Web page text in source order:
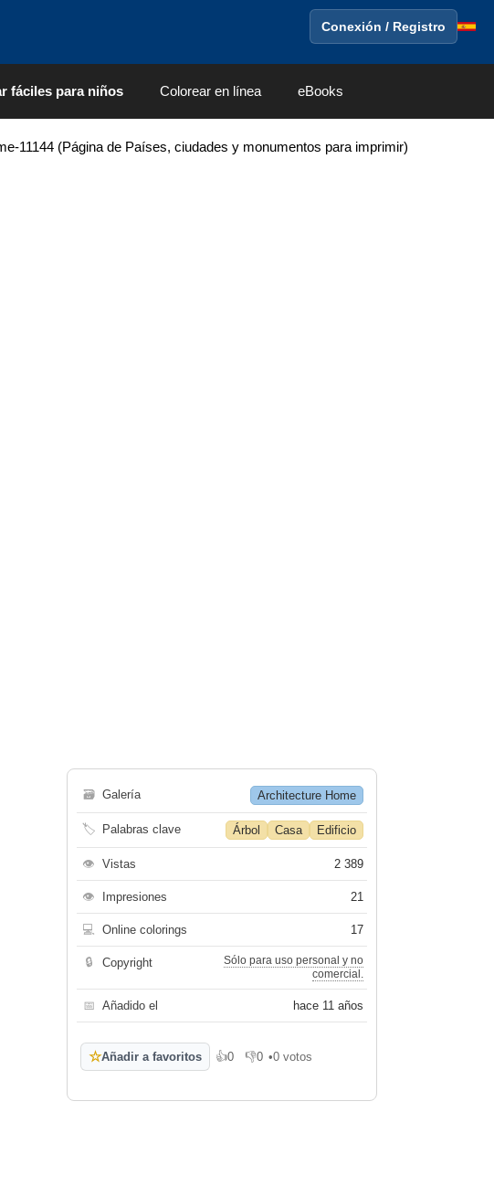
Conexión / Registro
fáciles para niños Colorear en línea eBooks
11144 (Página de Países, ciudades y monumentos para imprimir)
🗃 Galería Architecture Home
🏷 Palabras clave Árbol Casa Edificio
👁 Vistas 2 389
👁 Impresiones 21
💻 Online colorings 17
🔒 Copyright
Sólo para uso personal y no
comercial.
📅 Añadido el hace 11 años
☆Añadir a favoritos 👍0
Me gusta
👎0
No me gusta
•0 votos